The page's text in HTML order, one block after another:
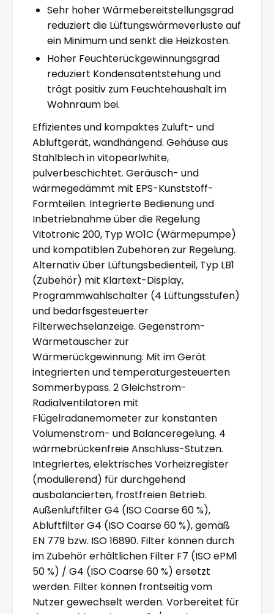
Sehr hoher Wärmebereitstellungsgrad
reduziert die Lüftungswärmeverluste auf
ein Minimum und senkt die Heizkosten.
Hoher Feuchterückgewinnungsgrad
reduziert Kondensatentstehung und
trägt positiv zum Feuchtehaushalt im
Wohnraum bei.
Effizientes und kompaktes Zuluft- und
Abluftgerät, wandhängend. Gehäuse aus
Stahlblech in vitopearlwhite,
pulverbeschichtet. Geräusch- und
wärmegedämmt mit EPS-Kunststoff-
Formteilen. Integrierte Bedienung und
Inbetriebnahme über die Regelung
Vitotronic 200, Typ WO1C (Wärmepumpe)
und kompatiblen Zubehören zur Regelung.
Alternativ über Lüftungsbedienteil, Typ LB1
(Zubehör) mit Klartext-Display,
Programmwahlschalter (4 Lüftungsstufen)
und bedarfsgesteuerter
Filterwechselanzeige. Gegenstrom-
Wärmetauscher zur
Wärmerückgewinnung. Mit im Gerät
integrierten und temperaturgesteuerten
Sommerbypass. 2 Gleichstrom-
Radialventilatoren mit
Flügelradanemometer zur konstanten
Volumenstrom- und Balanceregelung. 4
wärmebrückenfreie Anschluss-Stutzen.
Integriertes, elektrisches Vorheizregister
(modulierend) für durchgehend
ausbalancierten, frostfreien Betrieb.
Außenluftfilter G4 (ISO Coarse 60 %),
Abluftfilter G4 (ISO Coarse 60 %), gemäß
EN 779 bzw. ISO 16890. Filter können durch
im Zubehör erhältlichen Filter F7 (ISO ePM1
50 %) / G4 (ISO Coarse 60 %) ersetzt
werden. Filter können frontseitig vom
Nutzer gewechselt werden. Vorbereitet für